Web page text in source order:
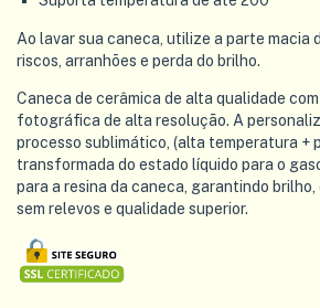
Ao lavar sua caneca, utilize a parte macia
riscos, arranhões e perda do brilho.
Caneca de cerâmica de alta qualidade
fotográfica de alta resolução. A
processo sublimático, (alta temperatura +
transformada do estado líquido para o
para a resina da caneca, garantindo
sem relevos e qualidade superior.